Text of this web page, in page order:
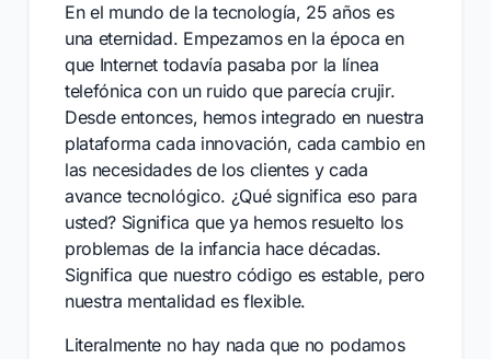
En el mundo de la tecnología, 25 años es
una eternidad. Empezamos en la época en
que Internet todavía pasaba por la línea
telefónica con un ruido que parecía crujir.
Desde entonces, hemos integrado en nuestra
plataforma cada innovación, cada cambio en
las necesidades de los clientes y cada
avance tecnológico. ¿Qué significa eso para
usted? Significa que ya hemos resuelto los
problemas de la infancia hace décadas.
Significa que nuestro código es estable, pero
nuestra mentalidad es flexible.
Literalmente no hay nada que no podamos